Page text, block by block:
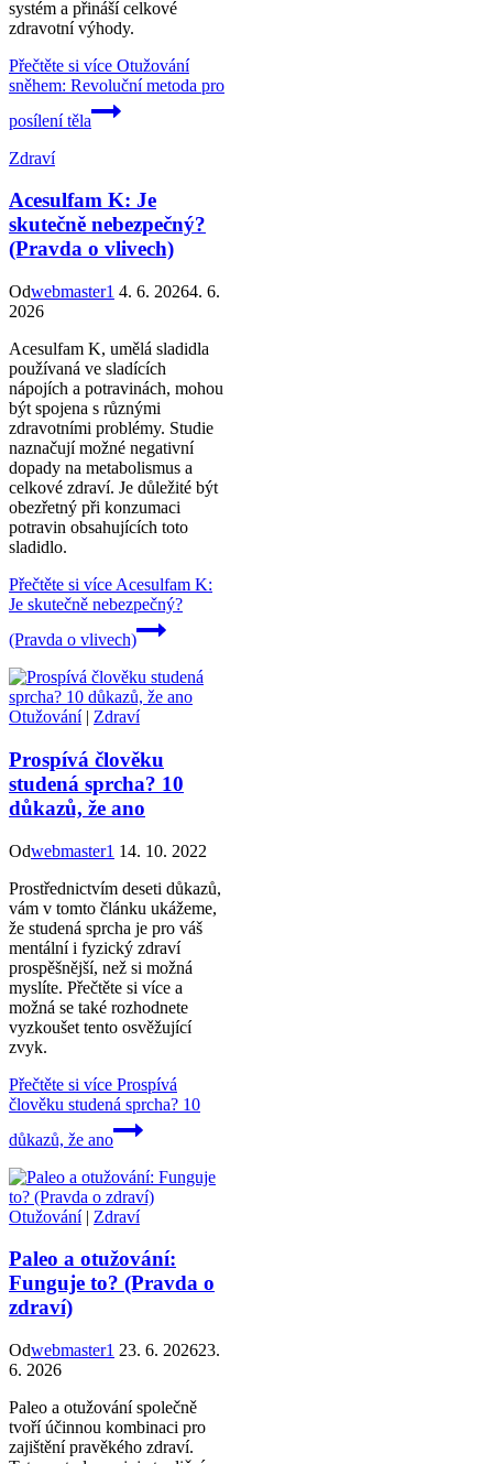
systém a přináší celkové
zdravotní výhody.
Přečtěte si více Otužování
sněhem: Revoluční metoda pro
posílení těla
Zdraví
Acesulfam K: Je
skutečně nebezpečný?
(Pravda o vlivech)
Odwebmaster1 4. 6. 20264. 6.
2026
Acesulfam K, umělá sladidla
používaná ve sladících
nápojích a potravinách, mohou
být spojena s různými
zdravotními problémy. Studie
naznačují možné negativní
dopady na metabolismus a
celkové zdraví. Je důležité být
obezřetný při konzumaci
potravin obsahujících toto
sladidlo.
Přečtěte si více Acesulfam K:
Je skutečně nebezpečný?
(Pravda o vlivech)
Otužování| Zdraví
Prospívá člověku
studená sprcha? 10
důkazů, že ano
Odwebmaster1 14. 10. 2022
Prostřednictvím deseti důkazů,
vám v tomto článku ukážeme,
že studená sprcha je pro váš
mentální i fyzický zdraví
prospěšnější, než si možná
myslíte. Přečtěte si více a
možná se také rozhodnete
vyzkoušet tento osvěžující
zvyk.
Přečtěte si více Prospívá
člověku studená sprcha? 10
důkazů, že ano
Otužování| Zdraví
Paleo a otužování:
Funguje to? (Pravda o
zdraví)
Odwebmaster1 23. 6. 202623.
6. 2026
Paleo a otužování společně
tvoří účinnou kombinaci pro
zajištění pravěkého zdraví.